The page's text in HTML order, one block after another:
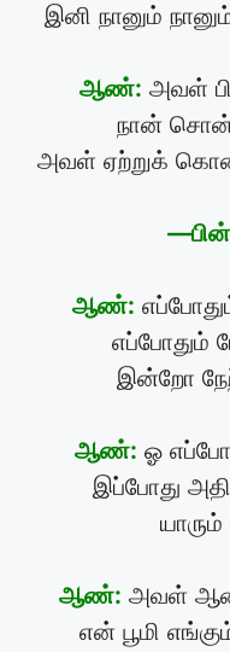
இனி நானும்
ஆண்: அவள்
நான்
அவள் ஏற்றுக்
ஆண்:
எப்போதும்
இன்றோ
ஆண்: ஓ
இப்போது
ஆண்: அவள்
என் பூமி